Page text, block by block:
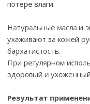
потере влаги.
Натуральные масла и
ухаживают за кожей
бархатистость.
При регулярном
здоровый и
Результат